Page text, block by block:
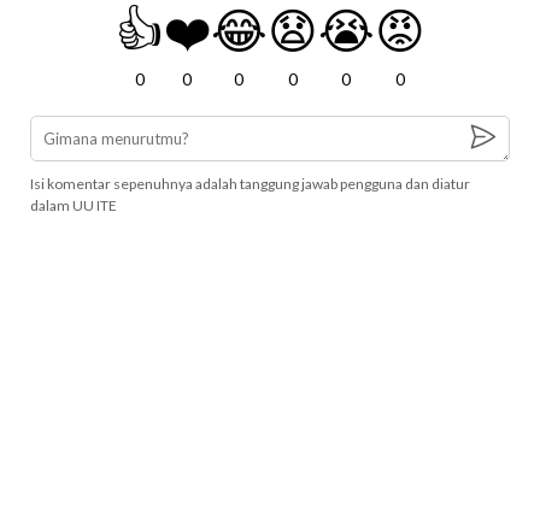
👍
0
❤️
0
😂
0
😧
0
😭
0
😡
0
Isi komentar sepenuhnya adalah tanggung jawab pengguna dan diatur
dalam UU ITE